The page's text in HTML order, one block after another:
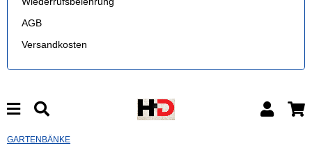
AGB
Versandkosten
GARTENBÄNKE